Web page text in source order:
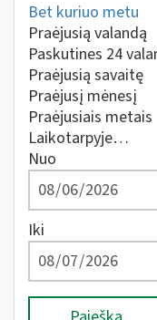
Bet kuriuo metu
Praėjusią valandą
Paskutines 24
Praėjusią savaitę
Praėjusį mėnesį
Praėjusiais metais
Laikotarpyje…
Nuo
Iki